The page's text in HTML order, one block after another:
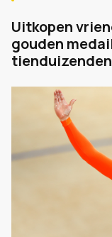
Uitkopen
gouden